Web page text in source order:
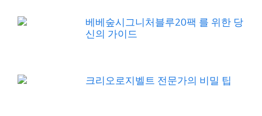
베베숲시그니처블루20팩 를 위한 당
신의 가이드
크리오로지벨트 전문가의 비밀 팁